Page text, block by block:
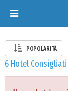
Toggle
navigation
POPOLARITÀ
6 Hotel Consigliati